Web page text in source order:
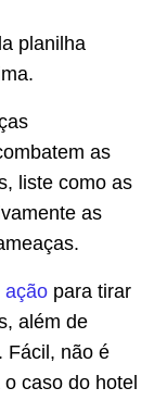
planilha
as
liste como as
as
ação para tirar
além de
Fácil, não é
caso do hotel